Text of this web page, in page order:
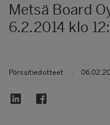
Metsä Board
6.2.2014 klo
Pörssitiedotteet